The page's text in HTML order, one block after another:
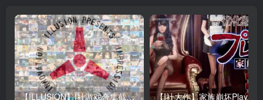
【ILLUSION】I社游戏合集截至2025 无修正汉化硬盘纯净版手慢无[微云/OD]